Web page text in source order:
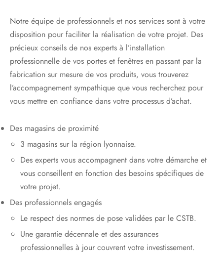
Notre équipe de professionnels et nos services sont à votre
disposition pour faciliter la réalisation de votre projet. Des
précieux conseils de nos experts à l’installation
professionnelle de vos portes et fenêtres en passant par la
fabrication sur mesure de vos produits, vous trouverez
l’accompagnement sympathique que vous recherchez pour
vous mettre en confiance dans votre processus d’achat.
Des magasins de proximité
3 magasins sur la région lyonnaise.
Des experts vous accompagnent dans votre démarche et
vous conseillent en fonction des besoins spécifiques de
votre projet.
Des professionnels engagés
Le respect des normes de pose validées par le CSTB.
Une garantie décennale et des assurances
professionnelles à jour couvrent votre investissement.